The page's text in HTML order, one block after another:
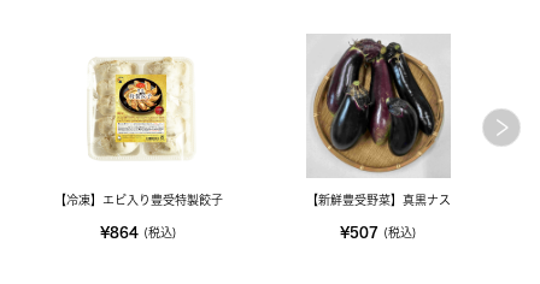
【冷凍】エビ入り豊受特製餃子
¥864 (税込)
【新鮮豊受野菜】真黒ナス
¥507 (税込)